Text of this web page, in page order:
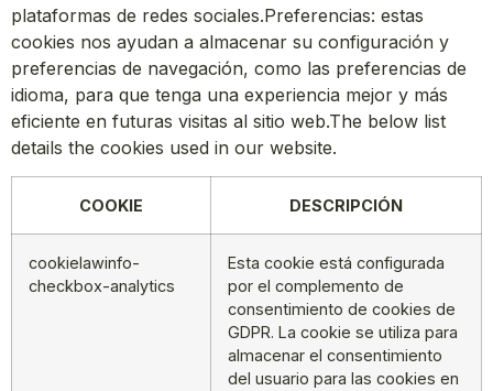
plataformas de redes sociales.Preferencias: estas
cookies nos ayudan a almacenar su configuración y
preferencias de navegación, como las preferencias de
idioma, para que tenga una experiencia mejor y más
eficiente en futuras visitas al sitio web.The below list
details the cookies used in our website.
COOKIE DESCRIPCIÓN
cookielawinfo-
checkbox-analytics
Esta cookie está configurada
por el complemento de
consentimiento de cookies de
GDPR. La cookie se utiliza para
almacenar el consentimiento
del usuario para las cookies en